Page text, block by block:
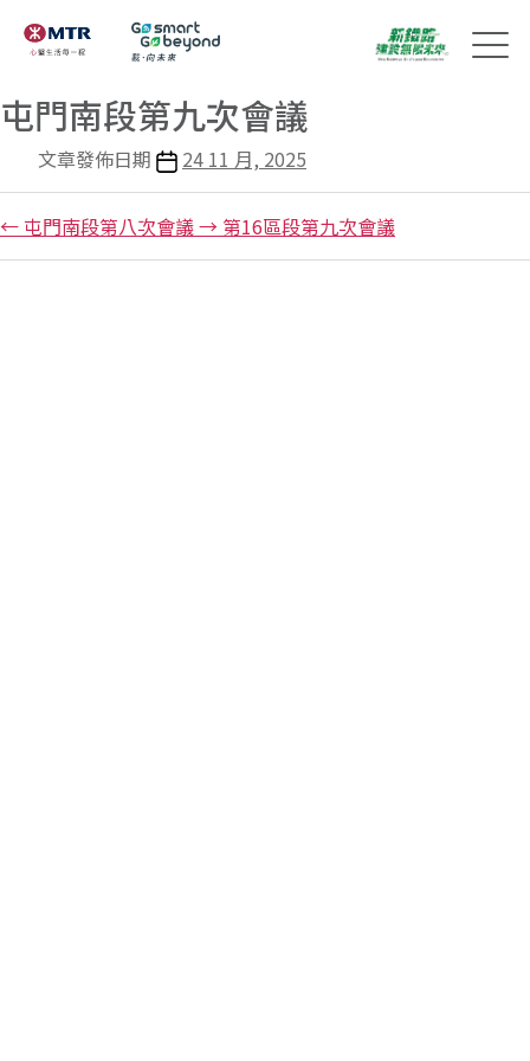
屯門南段第九次會議
文章發佈日期 24 11 月, 2025
← 屯門南段第八次會議→ 第16區段第九次會議